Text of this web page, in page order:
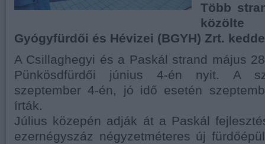
Több
Gyógyfürdői és Hévizei (BGYH) Zrt.
A Csillaghegyi és a Paskál strand május
Pünkösdfürdői június 4-én nyit. A
szeptember 4-én, jó idő esetén
írták.
Július közepén adják át a Paskál
ezernégyszáz négyzetméteres új